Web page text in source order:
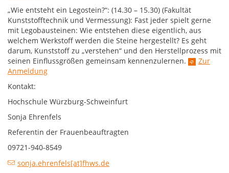
„Wie entsteht ein Legostein?“: (14.30 – 15.30) (Fakultät
Kunststofftechnik und Vermessung): Fast jeder spielt gerne
mit Legobausteinen: Wie entstehen diese eigentlich, aus
welchem Werkstoff werden die Steine hergestellt? Es geht
darum, Kunststoff zu „verstehen“ und den Herstellprozess mit
seinen Einflussgrößen gemeinsam kennenzulernen.
Zur
Anmeldung
Kontakt:
Hochschule Würzburg-Schweinfurt
Sonja Ehrenfels
Referentin der Frauenbeauftragten
09721-940-8549
sonja.ehrenfels[at]fhws.de